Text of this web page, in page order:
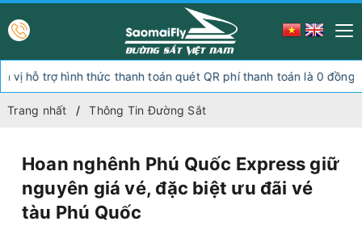
hình thức thanh toán quét QR phí thanh toán là 0 đồng, ngoài
Trang nhất Thông Tin Đường Sắt
Hoan nghênh Phú Quốc Express giữ
nguyên giá vé, đặc biệt ưu đãi vé
tàu Phú Quốc